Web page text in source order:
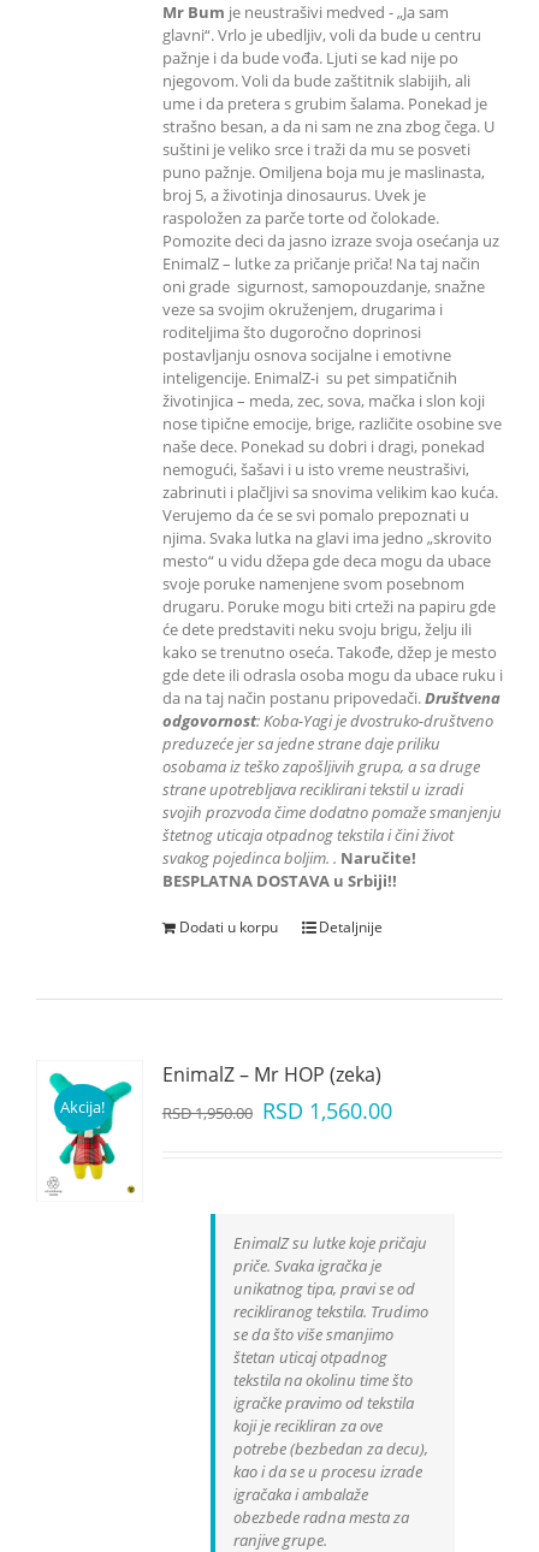
Mr Bum je neustrašivi medved - „Ja sam
glavni“. Vrlo je ubedljiv, voli da bude u centru
pažnje i da bude vođa. Ljuti se kad nije po
njegovom. Voli da bude zaštitnik slabijih, ali
ume i da pretera s grubim šalama. Ponekad je
strašno besan, a da ni sam ne zna zbog čega. U
suštini je veliko srce i traži da mu se posveti
puno pažnje. Omiljena boja mu je maslinasta,
broj 5, a životinja dinosaurus. Uvek je
raspoložen za parče torte od čolokade.
Pomozite deci da jasno izraze svoja osećanja uz
EnimalZ – lutke za pričanje priča! Na taj način
oni grade sigurnost, samopouzdanje, snažne
veze sa svojim okruženjem, drugarima i
roditeljima što dugoročno doprinosi
postavljanju osnova socijalne i emotivne
inteligencije. EnimalZ-i su pet simpatičnih
životinjica – meda, zec, sova, mačka i slon koji
nose tipične emocije, brige, različite osobine sve
naše dece. Ponekad su dobri i dragi, ponekad
nemogući, šašavi i u isto vreme neustrašivi,
zabrinuti i plačljivi sa snovima velikim kao kuća.
Verujemo da će se svi pomalo prepoznati u
njima. Svaka lutka na glavi ima jedno „skrovito
mesto“ u vidu džepa gde deca mogu da ubace
svoje poruke namenjene svom posebnom
drugaru. Poruke mogu biti crteži na papiru gde
će dete predstaviti neku svoju brigu, želju ili
kako se trenutno oseća. Takođe, džep je mesto
gde dete ili odrasla osoba mogu da ubace ruku i
da na taj način postanu pripovedači.Društvena
odgovornost: Koba-Yagi je dvostruko-društveno
preduzeće jer sa jedne strane daje priliku
osobama iz teško zapošljivih grupa, a sa druge
strane upotrebljava reciklirani tekstil u izradi
svojih prozvoda čime dodatno pomaže smanjenju
štetnog uticaja otpadnog tekstila i čini život
svakog pojedinca boljim. . Naručite!
BESPLATNA DOSTAVA u Srbiji!!
Dodati u korpu Detaljnije
Akcija!
EnimalZ – Mr HOP (zeka)
RSD1,950.00 RSD 1,560.00
EnimalZ su lutke koje pričaju
priče. Svaka igračka je
unikatnog tipa, pravi se od
recikliranog tekstila. Trudimo
se da što više smanjimo
štetan uticaj otpadnog
tekstila na okolinu time što
igračke pravimo od tekstila
koji je recikliran za ove
potrebe (bezbedan za decu),
kao i da se u procesu izrade
igračaka i ambalaže
obezbede radna mesta za
ranjive grupe.